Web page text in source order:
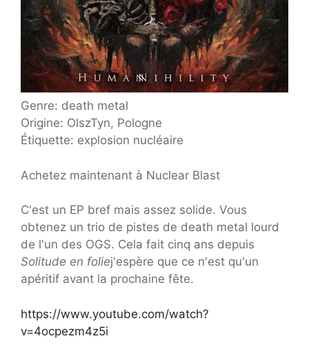
Genre: death metal
Origine: OlszTyn, Pologne
Étiquette: explosion nucléaire
Achetez maintenant à Nuclear Blast
C'est un EP bref mais assez solide. Vous
obtenez un trio de pistes de death metal lourd
de l'un des OGS. Cela fait cinq ans depuis
Solitude en foliej'espère que ce n'est qu'un
apéritif avant la prochaine fête.
https://www.youtube.com/watch?
v=4ocpezm4z5i